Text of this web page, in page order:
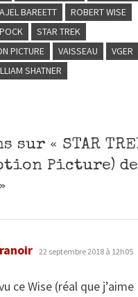
BAREETT
ROBERT WISE
STAR TREK
PICTURE
VAISSEAU
VGER
SHATNER
sur « STAR
Picture)
»
dit :
22 septembre 2018 à 12h05
ce Wise (réal que j’aime